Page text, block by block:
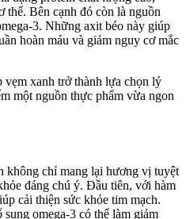
thể. Bên cạnh đó còn là nguồn
3. Những axit béo này giúp
hoàn máu và giảm nguy cơ mắc
vẹm xanh trở thành lựa chọn lý
một nguồn thực phẩm vừa ngon
không chỉ mang lại hương vị tuyệt
đáng chú ý. Đầu tiên, với hàm
cải thiện sức khỏe tim mạch.
omega-3 có thể làm giảm